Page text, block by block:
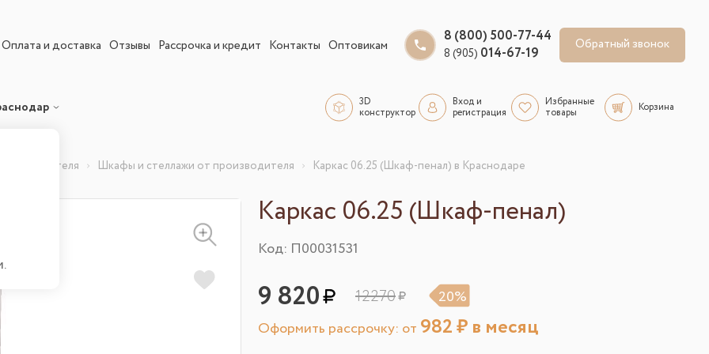
Оплата и доставка Отзывы Рассрочка и кредит Контакты Оптовикам
8 (800) 500-77-44
8 (905) 014-67-19 Обратный звонок
3D
конструктор
Вход и
регистрация
Избранные
товары
Корзина
Шкафы и стеллажи от производителя Каркас 06.25 (Шкаф-пенал) в Краснодаре
Каркас 06.25 (Шкаф-пенал)
Код: П00031531
9 820 12270
20%
Оформить рассрочку: от 982₽ в месяц